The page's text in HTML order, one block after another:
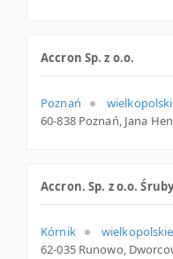
Accron Sp. z o.o.
Poznań
Accron. Sp. z o.o.
Kórnik
wielkopolskie